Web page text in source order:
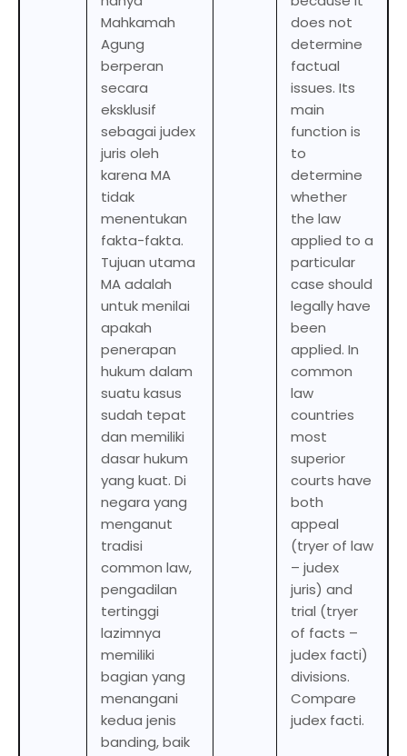
Mahkamah
Agung
berperan
secara
eksklusif
sebagai judex
juris oleh
karena MA
tidak
menentukan
fakta-fakta.
Tujuan utama
MA adalah
untuk menilai
apakah
penerapan
hukum dalam
suatu kasus
sudah tepat
dan memiliki
dasar hukum
yang kuat. Di
negara yang
menganut
tradisi
common law,
pengadilan
tertinggi
lazimnya
memiliki
bagian yang
menangani
kedua jenis
banding, baik
does not
determine
factual
issues. Its
main
function is
to
determine
whether
the law
applied to a
particular
case should
legally have
been
applied. In
common
law
countries
most
superior
courts have
both
appeal
(tryer of law
– judex
juris) and
trial (tryer
of facts –
judex facti)
divisions.
Compare
judex facti.